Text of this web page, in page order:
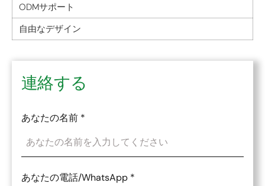
ODMサポート
自由なデザイン
連絡する
あなたの名前 *
あなたの電話/WhatsApp *